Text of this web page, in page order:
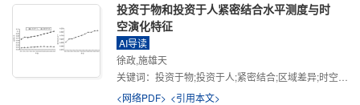
投资于物和投资于人紧密结合水平测度与时
空演化特征
AI导读
徐政,施雄天
关键词： 投资于物;投资于人;紧密结合;区域差异;时空演化
<网络PDF> <引用本文>